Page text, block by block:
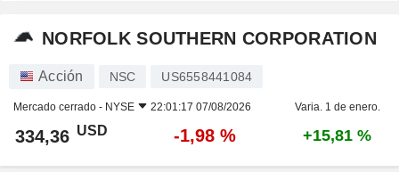
NORFOLK SOUTHERN CORPORATION
Acción NSC US6558441084
Mercado cerrado - NYSE 22:01:17 07/08/2026 Varia. 1 de enero.
334,36 USD -1,98 % +15,81 %